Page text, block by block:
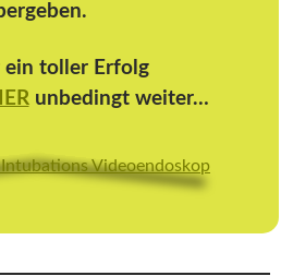
ein toller Erfolg
unbedingt weiter…